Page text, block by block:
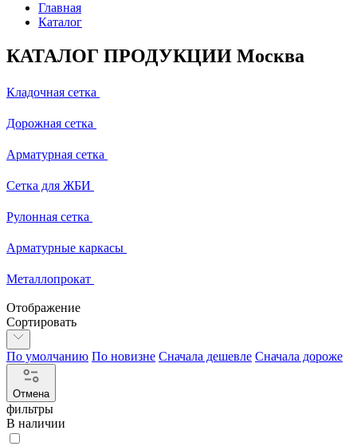
Главная
Каталог
КАТАЛОГ ПРОДУКЦИИ Москва
Кладочная сетка
Дорожная сетка
Арматурная сетка
Сетка для ЖБИ
Рулонная сетка
Арматурные каркасы
Металлопрокат
Отображение
Сортировать
По умолчанию По новизне Сначала дешевле Сначала дороже
Отмена
фильтры
В наличии